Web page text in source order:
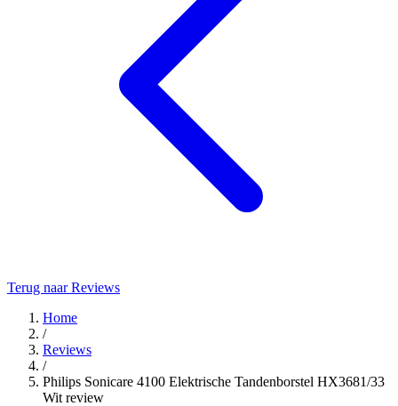
Terug naar Reviews
Home
/
Reviews
/
Philips Sonicare 4100 Elektrische Tandenborstel HX3681/33
Wit review